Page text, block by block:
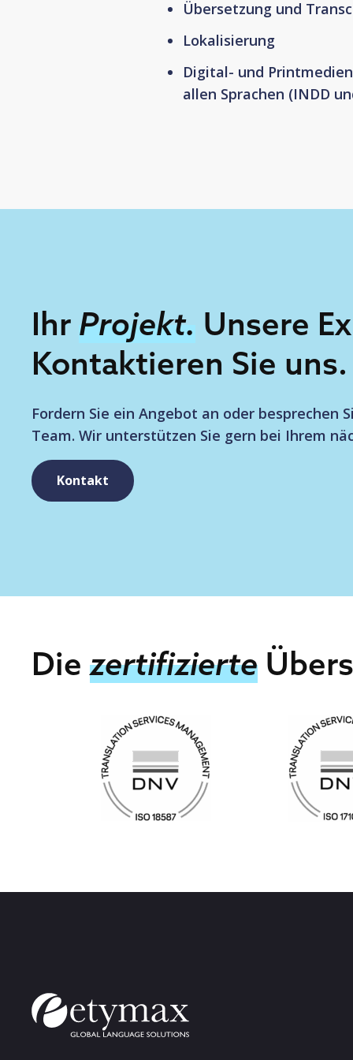
Übersetzung und
Lokalisierung
Digital- und
allen Sprachen (INDD
Ihr Projekt. Unsere
Kontaktieren Sie uns.
Fordern Sie ein Angebot an oder besprechen
Team. Wir unterstützen Sie gern bei Ihrem
Kontakt
Diezertifizierte